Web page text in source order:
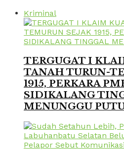
Kriminal
TERGUGAT I
TANAH TURUN-
1915, PERKARA
SIDIKALANG
MENUNGGU